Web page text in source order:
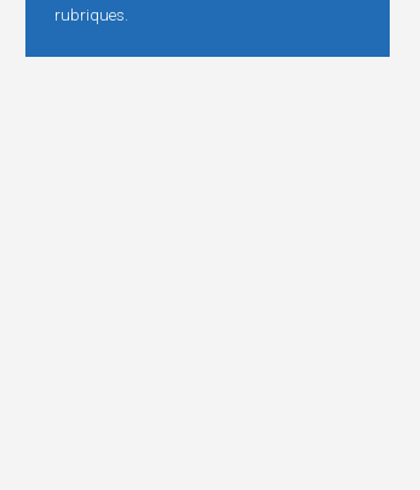
rubriques.